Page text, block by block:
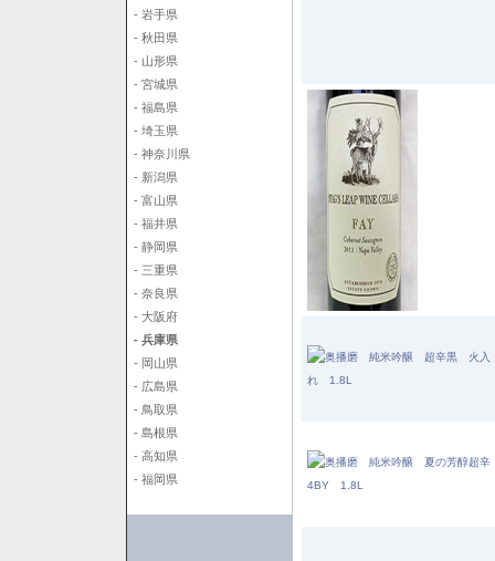
- 岩手県
- 秋田県
- 山形県
- 宮城県
- 福島県
- 埼玉県
- 神奈川県
- 新潟県
- 富山県
- 福井県
- 静岡県
- 三重県
- 奈良県
- 大阪府
- 兵庫県
- 岡山県
- 広島県
- 鳥取県
- 島根県
- 高知県
- 福岡県